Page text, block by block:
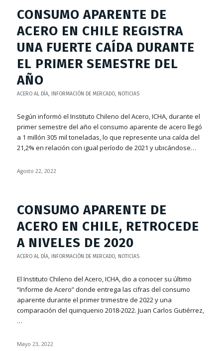
CONSUMO APARENTE DE
ACERO EN CHILE REGISTRA
UNA FUERTE CAÍDA DURANTE
EL PRIMER SEMESTRE DEL
AÑO
ACERO AL DÍA, INFORMACIÓN DE MERCADO, NOTICIAS
Según informó el Instituto Chileno del Acero, ICHA, durante el
primer semestre del año el consumo aparente de acero llegó
a 1 millón 305 mil toneladas, lo que represente una caída del
21,2% en relación con igual período de 2021 y ubicándose…
Agosto 22, 2022
CONSUMO APARENTE DE
ACERO EN CHILE, RETROCEDE
A NIVELES DE 2020
ACERO AL DÍA, INFORMACIÓN DE MERCADO, NOTICIAS
El Instituto Chileno del Acero, ICHA, dio a conocer su último
“Informe de Acero” donde entrega las cifras del consumo
aparente durante el primer trimestre de 2022 y una
comparación del quinquenio 2018-2022. Juan Carlos Gutiérrez,
…
Mayo 23, 2022